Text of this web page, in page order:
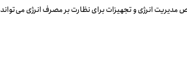
انرژی و تجهیزات برای نظارت بر مصرف انرژی می‌تواند